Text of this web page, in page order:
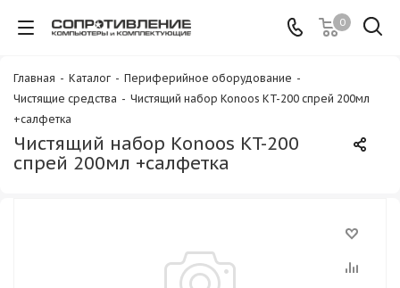
0
Главная - Каталог - Периферийное оборудование -
Чистящие средства - Чистящий набор Konoos KT-200 спрей 200мл
+салфетка
Чистящий набор Konoos KT-200
спрей 200мл +салфетка